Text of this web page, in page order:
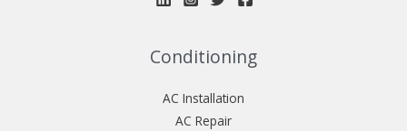
Conditioning
AC Installation
AC Repair